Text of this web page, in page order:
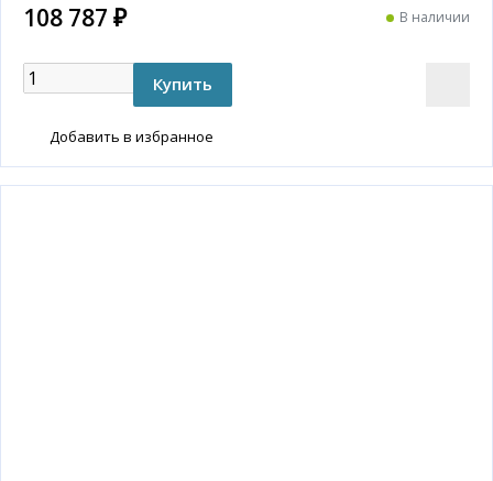
108 787 ₽ В наличии
Добавить в избранное